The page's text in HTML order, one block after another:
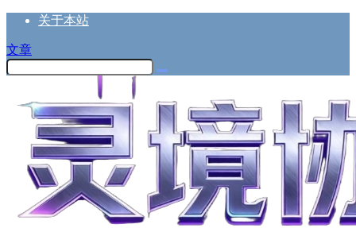
关于本站
文章